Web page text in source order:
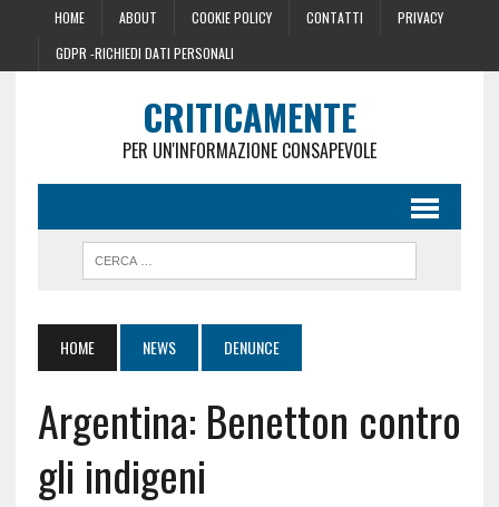
HOME ABOUT COOKIE POLICY CONTATTI
PRIVACY
GDPR -RICHIEDI DATI PERSONALI
CRITICAMENTE
PER UN'INFORMAZIONE CONSAPEVOLE
HOME NEWS DENUNCE
Argentina: Benetton contro
gli indigeni